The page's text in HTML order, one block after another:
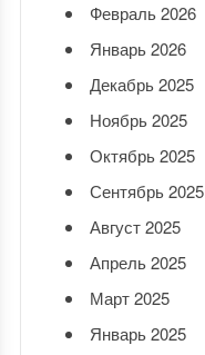
Февраль 2026
Январь 2026
Декабрь 2025
Ноябрь 2025
Октябрь 2025
Сентябрь 2025
Август 2025
Апрель 2025
Март 2025
Январь 2025